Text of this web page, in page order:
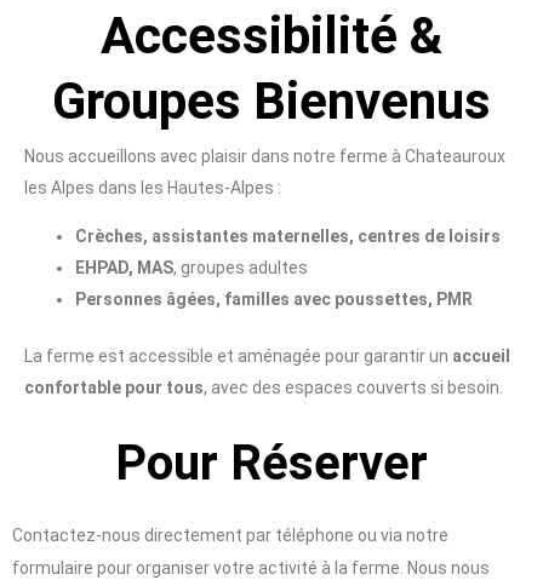
Accessibilité &
Groupes Bienvenus
Nous accueillons avec plaisir dans notre ferme à Chateauroux
les Alpes dans les Hautes-Alpes :
Crèches, assistantes maternelles, centres de loisirs
EHPAD, MAS, groupes adultes
Personnes âgées, familles avec poussettes, PMR
La ferme est accessible et aménagée pour garantir un accueil
confortable pour tous, avec des espaces couverts si besoin.
Pour Réserver
Contactez-nous directement par téléphone ou via notre
formulaire pour organiser votre activité à la ferme. Nous nous